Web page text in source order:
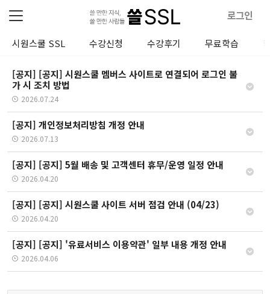
로그인
시원스쿨 SSL 수강신청 수강후기 무료학습
[공지] [공지] 시원스쿨 멤버스 사이트로 연결되어 로그인 불
가 시 조치 방법
2026.07.24
[공지] 개인정보처리방침 개정 안내
2026.07.13
[공지] [공지] 5월 배송 및 고객센터 휴무/운영 일정 안내
2026.04.20
[공지] [공지] 시원스쿨 사이트 서버 점검 안내 (04/23)
2026.04.20
[공지] [공지] '유료서비스 이용약관' 일부 내용 개정 안내
2026.04.06